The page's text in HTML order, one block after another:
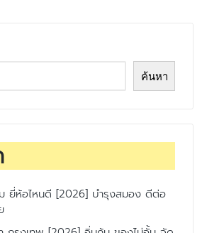
ค้นหา
ยี่ห้อไหนดี [2026] บำรุงสมอง ดีต่อ